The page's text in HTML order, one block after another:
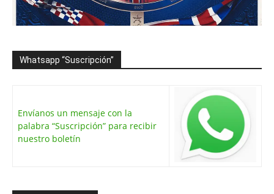
Whatsapp “Suscripción”
Envíanos un mensaje con la
palabra “Suscripción” para recibir
nuestro boletín